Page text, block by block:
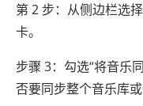
第 2 步：从侧边栏选
卡。
步骤 3：勾选“将音乐
否要同步整个音乐库或